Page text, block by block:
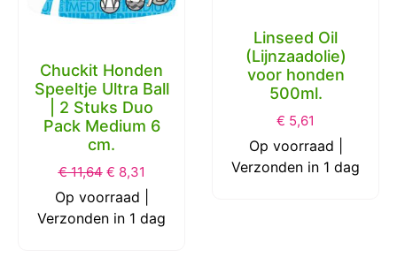
Chuckit Honden
Speeltje Ultra Ball
| 2 Stuks Duo
Pack Medium 6
cm.
€11,64 € 8,31
Op voorraad |
Verzonden in 1 dag
Linseed Oil
(Lijnzaadolie)
voor honden
500ml.
€ 5,61
Op voorraad |
Verzonden in 1 dag